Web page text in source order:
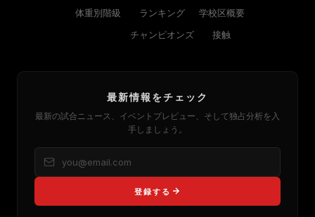
体重別階級
ランキング
チャンピオンズ
学校区概要
接触
最新情報をチェック
最新の試合ニュース、イベントプレビュー、そして独占分析を入
手しましょう。
登録する